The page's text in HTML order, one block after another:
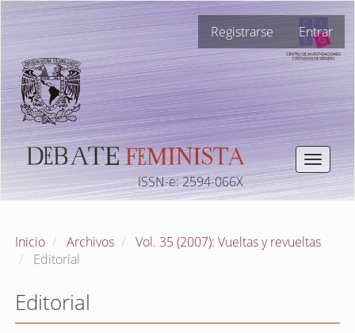
Navegación
principal
Contenido
principal
Barra
lateral
Registrarse Entrar
Toggle
ISSN-e: 2594-066X
Inicio Archivos
Vol. 35 (2007): Vueltas y revueltas
Editorial
Editorial